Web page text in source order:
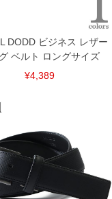
ので店頭での売り違い、店
けしてしまう場合がございま
、もしあった場合速やかにご
DODD ビジネス レザー
ベルト ロングサイズ
¥4,389